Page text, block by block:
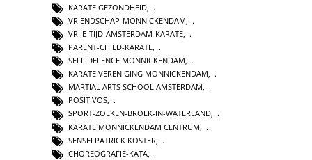
KARATE GEZONDHEID
VRIENDSCHAP-MONNICKENDAM,
VRIJE-TIJD-AMSTERDAM-KARATE,
PARENT-CHILD-KARATE,
SELF DEFENCE MONNICKENDAM,
KARATE VERENIGING MONNICKENDAM,
MARTIAL ARTS SCHOOL AMSTERDAM,
POSITIVOS,
SPORT-ZOEKEN-BROEK-IN-WATERLAND,
KARATE MONNICKENDAM CENTRUM
SENSEI PATRICK KOSTER
CHOREOGRAFIE-KATA